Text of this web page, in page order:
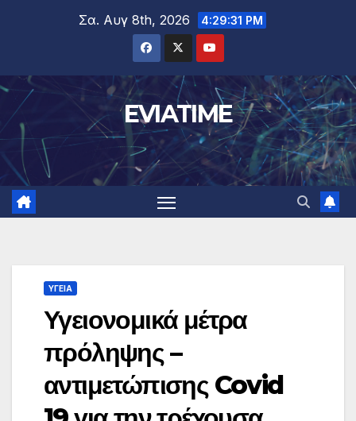
Σα. Αυγ 8th, 2026 4:29:32 PM
EVIATIME
ΥΓΕΙΑ
Υγειονομικά μέτρα
πρόληψης –
αντιμετώπισης Covid